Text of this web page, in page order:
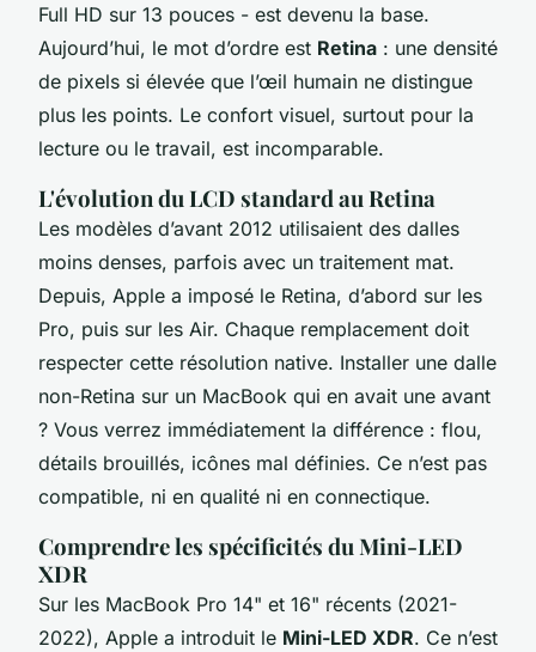
Full HD sur 13 pouces - est devenu la base.
Aujourd’hui, le mot d’ordre est Retina : une densité
de pixels si élevée que l’œil humain ne distingue
plus les points. Le confort visuel, surtout pour la
lecture ou le travail, est incomparable.
L'évolution du LCD standard au Retina
Les modèles d’avant 2012 utilisaient des dalles
moins denses, parfois avec un traitement mat.
Depuis, Apple a imposé le Retina, d’abord sur les
Pro, puis sur les Air. Chaque remplacement doit
respecter cette résolution native. Installer une dalle
non-Retina sur un MacBook qui en avait une avant
? Vous verrez immédiatement la différence : flou,
détails brouillés, icônes mal définies. Ce n’est pas
compatible, ni en qualité ni en connectique.
Comprendre les spécificités du Mini-LED
XDR
Sur les MacBook Pro 14" et 16" récents (2021-
2022), Apple a introduit le Mini-LED XDR. Ce n’est